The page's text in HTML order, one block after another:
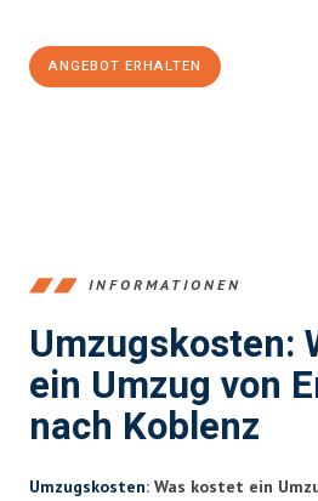
ANGEBOT ERHALTEN
INFORMATIONEN
Umzugskosten:
ein Umzug von
nach Koblenz
Umzugskosten: Was kostet ein